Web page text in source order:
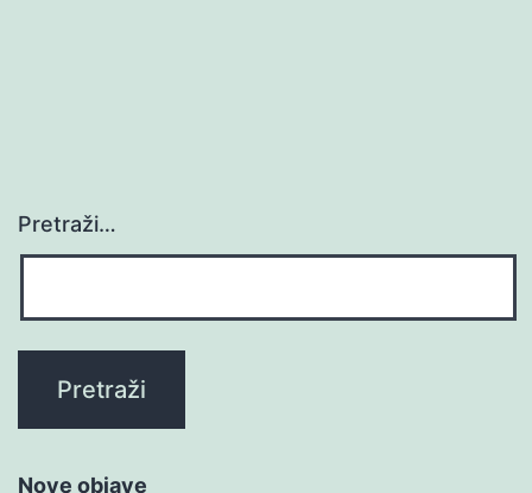
Pretraži…
Nove objave